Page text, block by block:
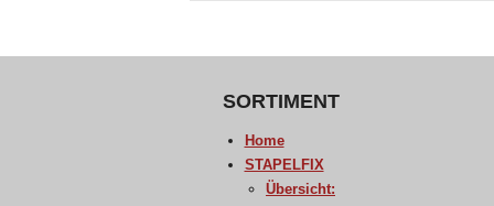
SORTIMENT
Home
STAPELFIX
Übersicht: